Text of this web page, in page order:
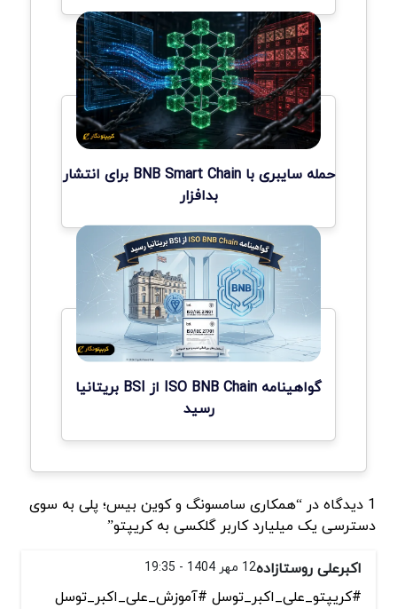
حمله سایبری با BNB Smart Chain برای انتشار
بدافزار
گواهینامه ISO BNB Chain از BSI بریتانیا
رسید
1 دیدگاه در “همکاری سامسونگ و کوین بیس؛ پلی به سوی
دسترسی یک میلیارد کاربر گلکسی به کریپتو”
اکبرعلی روستازاده12 مهر 1404 - 19:35
#کریپتو_علی_اکبر_توسل #آموزش_علی_اکبر_توسل